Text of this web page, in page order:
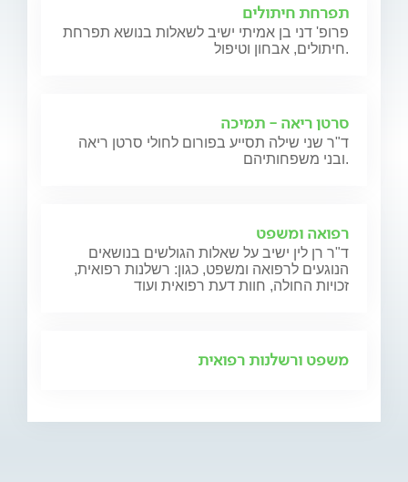
תפרחת חיתולים
פרופ' דני בן אמיתי ישיב לשאלות בנושא תפרחת
חיתולים, אבחון וטיפול.
סרטן ריאה - תמיכה
ד"ר שני שילה תסייע בפורום לחולי סרטן ריאה
ובני משפחותיהם.
רפואה ומשפט
ד"ר רן לין ישיב על שאלות הגולשים בנושאים
הנוגעים לרפואה ומשפט, כגון: רשלנות רפואית,
זכויות החולה, חוות דעת רפואית ועוד
משפט ורשלנות רפואית